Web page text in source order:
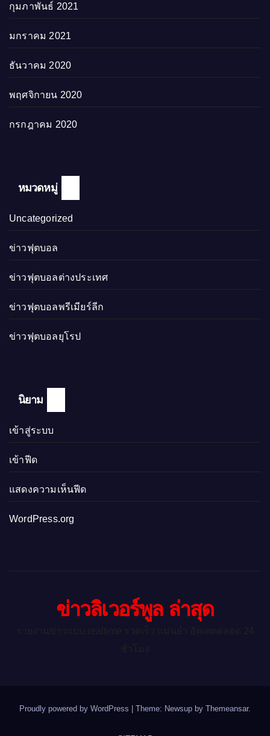
กุมภาพันธ์ 2021
มกราคม 2021
ธันวาคม 2020
พฤศจิกายน 2020
กรกฎาคม 2020
หมวดหมู่
Uncategorized
ข่าวฟุตบอล
ข่าวฟุตบอลต่างประเทศ
ข่าวฟุตบอลพรีเมียร์ลีก
ข่าวฟุตบอลยุโรป
นิยาม
เข้าสู่ระบบ
เข้าฟีด
แสดงความเห็นฟีด
WordPress.org
ข่าวลิเวอร์พูล ล่าสุด
Proudly powered by WordPress | Theme: Newsup by Themeansar.